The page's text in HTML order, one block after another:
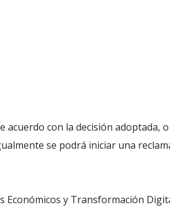
acuerdo con la decisión adoptada,
se podrá iniciar una
Económicos y Transformación